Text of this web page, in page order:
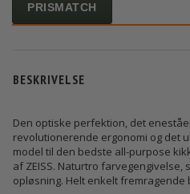
PRISMATCH
BESKRIVELSE
Den optiske perfektion, det
revolutionerende ergonomi og det
model til den bedste all-purpose
af ZEISS. Naturtro
opløsning. Helt enkelt fremragende